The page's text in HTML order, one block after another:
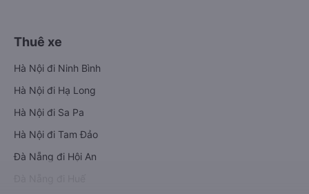
Thuê xe
Hà Nội đi Ninh Bình
Hà Nội đi Hạ Long
Hà Nội đi Sa Pa
Hà Nội đi Tam Đảo
Đà Nẵng đi Hội An